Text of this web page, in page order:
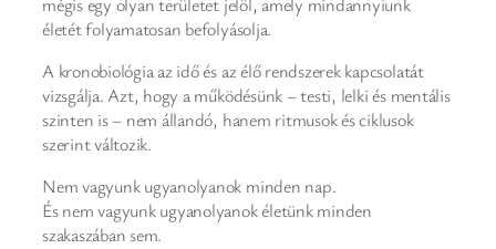
életét folyamatosan befolyásolja.
A kronobiológia az idő és az élő rendszerek kapcsolatát
vizsgálja. Azt, hogy a működésünk – testi, lelki és mentális
szinten is – nem állandó, hanem ritmusok és ciklusok
szerint változik.
Nem vagyunk ugyanolyanok minden nap.
És nem vagyunk ugyanolyanok életünk minden
szakaszában sem.